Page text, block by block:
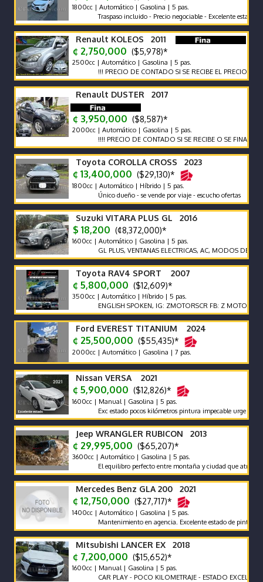
1800cc | Automático | Gasolina | 5 pas.
Traspaso incluido - Precio negociable - Excelente estado
Renault KOLEOS 2011
¢ 2,750,000 ($5,978)*
2500cc | Automático | Gasolina | 5 pas.
!!! PRECIO DE CONTADO SI SE RECIBE EL PRECIO VARIA !!!
Renault DUSTER 2017
¢ 3,950,000 ($8,587)*
2000cc | Automático | Gasolina | 5 pas.
!!!! PRECIO DE CONTADO SI SE RECIBE O SE FINANCIA EL
Toyota COROLLA CROSS 2023
¢ 13,400,000 ($29,130)*
1800cc | Automático | Híbrido | 5 pas.
Único dueño - se vende por viaje - escucho ofertas
Suzuki VITARA PLUS GL 2016
$ 18,200 (¢8,372,000)*
1600cc | Automático | Gasolina | 5 pas.
GL PLUS, VENTANAS ELECTRICAS, AC, MODOS DE
Toyota RAV4 SPORT 2007
¢ 5,800,000 ($12,609)*
3500cc | Automático | Híbrido | 5 pas.
ENGLISH SPOKEN, IG: ZMOTORSCR FB: Z MOTORS.
Ford EVEREST TITANIUM 2024
¢ 25,500,000 ($55,435)*
2000cc | Automático | Gasolina | 7 pas.
Nissan VERSA 2021
¢ 5,900,000 ($12,826)*
1600cc | Manual | Gasolina | 5 pas.
Exc estado pocos kilómetros pintura impecable urge vender
Jeep WRANGLER RUBICON 2013
¢ 29,995,000 ($65,207)*
3600cc | Automático | Gasolina | 5 pas.
El equilibro perfecto entre montaña y ciudad que atrae
Mercedes Benz GLA 200 2021
¢ 12,750,000 ($27,717)*
1400cc | Automático | Gasolina | 5 pas.
Mantenimiento en agencia. Excelente estado de pintura.
Mitsubishi LANCER EX 2018
¢ 7,200,000 ($15,652)*
1600cc | Manual | Gasolina | 5 pas.
CAR PLAY - POCO KILOMETRAJE - ESTADO EXCELENTE -